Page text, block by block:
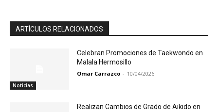
ARTÍCULOS RELACIONADOS
Noticias
Celebran Promociones de Taekwondo en
Malala Hermosillo
Omar Carrazco - 10/04/2026
Realizan Cambios de Grado de Aikido en